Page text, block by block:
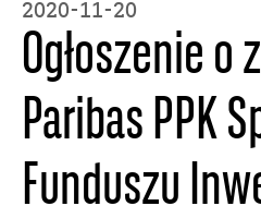
2020-11-20
Ogłoszenie
Paribas PPK
Funduszu